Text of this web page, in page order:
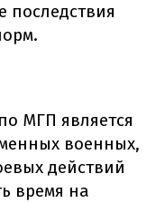
последствия
МГП является
военных,
действий
время на